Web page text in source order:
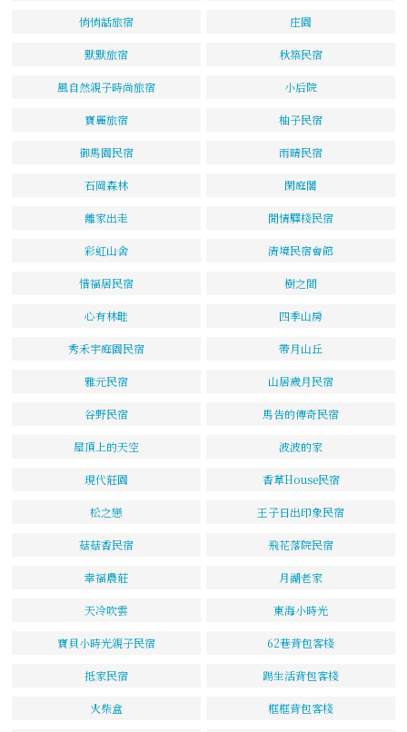
悄悄話旅宿 庄園
默默旅宿 秋築民宿
風自然親子時尚旅宿 小后院
寶麗旅宿 柚子民宿
御馬園民宿 雨晴民宿
石岡森林 閑庭閣
離家出走 閒情驛棧民宿
彩虹山舍 清境民宿會館
惜福居民宿 樹之間
心有林畦 四季山房
秀禾宇庭園民宿 帶月山丘
雅元民宿 山居歲月民宿
谷野民宿 馬告的傳奇民宿
屋頂上的天空 波波的家
現代莊園 香草House民宿
松之戀 王子日出印象民宿
菇菇香民宿 飛花落院民宿
幸福農莊 月湖老家
天冷吹雲 東海小時光
寶貝小時光親子民宿 62巷背包客棧
抵家民宿 踢生活背包客棧
火柴盒 框框背包客棧